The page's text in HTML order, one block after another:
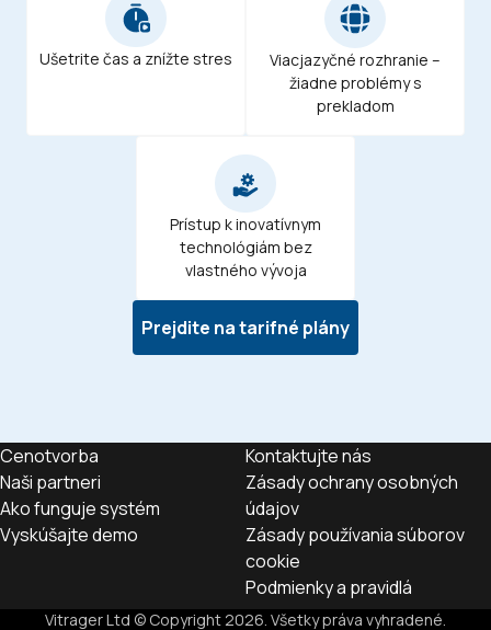
Ušetrite čas a znížte stres
Viacjazyčné rozhranie –
žiadne problémy s
prekladom
Prístup k inovatívnym
technológiám bez
vlastného vývoja
Prejdite na tarifné plány
Cenotvorba
Naši partneri
Ako funguje systém
Vyskúšajte demo
Kontaktujte nás
Zásady ochrany osobných
údajov
Zásady používania súborov
cookie
Podmienky a pravidlá
Vitrager Ltd © Copyright2026. Všetky práva vyhradené.